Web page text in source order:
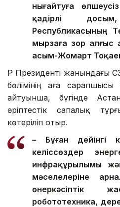
нығайтуға
қадірлі
Республикасының
мырзаға зор алғыс
Қасым-Жомарт
ҚР Президенті жанындағы
бөлімінің аға
айтуынша, бүгінде
әріптестік сапалық
көтеріліп отыр.
– Бұған дейінгі
келіссөздер
инфрақұрылымы
мәселелеріне
өнеркәсіптік
робототехника,